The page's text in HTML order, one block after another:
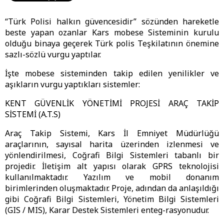
“Türk Polisi halkın güvencesidir” sözünden hareketle
beste yapan ozanlar Kars mobese Sisteminin kurulu
olduğu binaya geçerek Türk polis Teşkilatının önemine
sazlı-sözlü vurgu yaptılar.
İşte mobese sisteminden takip edilen yenilikler ve
aşıkların vurgu yaptıkları sistemler:
KENT GÜVENLİK YÖNETİMİ PROJESİ ARAÇ TAKİP
SİSTEMİ (A.T.S)
Araç Takip Sistemi, Kars İl Emniyet Müdürlüğü
araçlarının, sayısal harita üzerinden izlenmesi ve
yönlendirilmesi, Coğrafi Bilgi Sistemleri tabanlı bir
projedir. İletişim alt yapısı olarak GPRS teknolojisi
kullanılmaktadır. Yazılım ve mobil donanım
birimlerinden oluşmaktadır. Proje, adından da anlaşıldığı
gibi Coğrafi Bilgi Sistemleri, Yönetim Bilgi Sistemleri
(GIS / MIS), Karar Destek Sistemleri enteg-rasyonudur.